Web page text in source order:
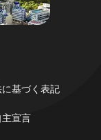
基づく表記
宣言